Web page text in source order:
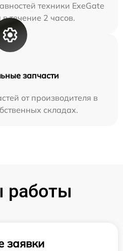
техники ExeGate
течение 2 часов.
запчасти
от производителя в
складах.
работы
заявки